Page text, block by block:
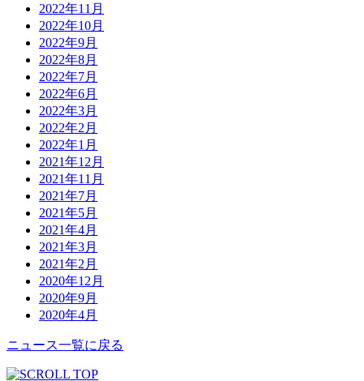
2022年11月
2022年10月
2022年9月
2022年8月
2022年7月
2022年6月
2022年3月
2022年2月
2022年1月
2021年12月
2021年11月
2021年7月
2021年5月
2021年4月
2021年3月
2021年2月
2020年12月
2020年9月
2020年4月
ニュース一覧に戻る